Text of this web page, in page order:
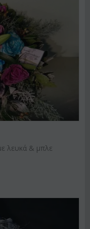
λευκά & μπλε